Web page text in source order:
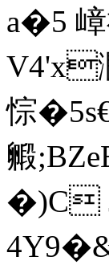
a�5 嶂
V4'x
悰
毈
�)C